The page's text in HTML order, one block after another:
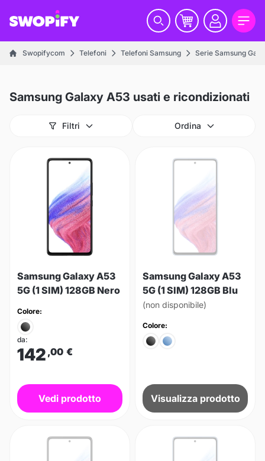
Swopifycom Telefoni Telefoni Samsung Serie Samsung
Samsung Galaxy A53 usati e ricondizionati
Filtri Ordina
Samsung Galaxy A53
5G (1 SIM) 128GB Nero
Colore:
da:
142 ,00 €
Vedi prodotto
Samsung Galaxy A53
5G (1 SIM) 128GB Blu
(non disponibile)
Colore:
Visualizza prodotto